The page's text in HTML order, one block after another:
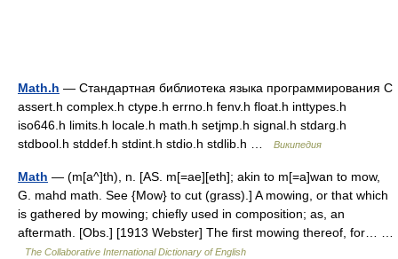
Math.h — Стандартная библиотека языка программирования С
assert.h complex.h ctype.h errno.h fenv.h float.h inttypes.h
iso646.h limits.h locale.h math.h setjmp.h signal.h stdarg.h
stdbool.h stddef.h stdint.h stdio.h stdlib.h …
Википедия
Math — (m[a^]th), n. [AS. m[=ae][eth]; akin to m[=a]wan to mow,
G. mahd math. See {Mow} to cut (grass).] A mowing, or that which
is gathered by mowing; chiefly used in composition; as, an
aftermath. [Obs.] [1913 Webster] The first mowing thereof, for… …
The Collaborative International Dictionary of English